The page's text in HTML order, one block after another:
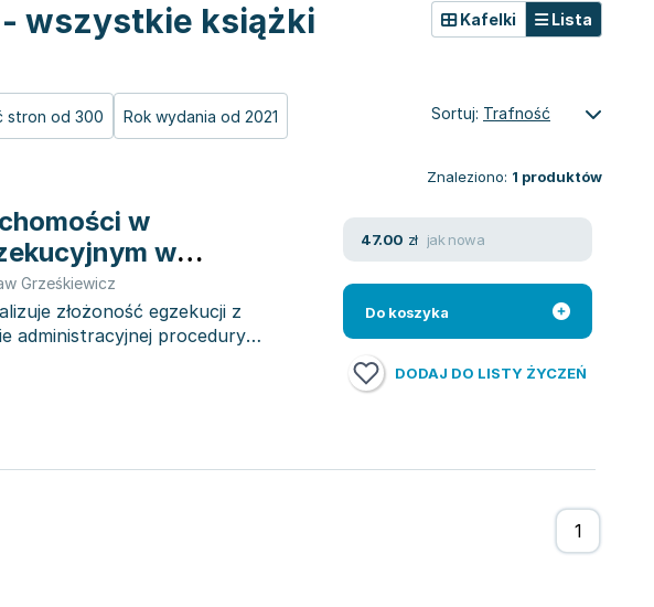
- wszystkie książki
stron od 300 Rok wydania od 2021
Kafelki Lista
Sortuj: Trafność
Znaleziono: 1 produktów
w
w
Grześkiewicz
złożoność egzekucji z
administracyjnej procedury
47.00 zł jak nowa
Do koszyka
DODAJ DO LISTY ŻYCZEŃ